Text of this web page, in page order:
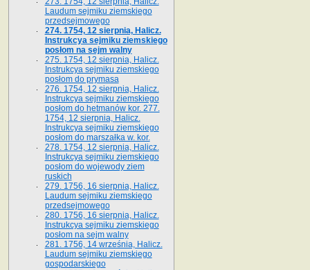
Laudum sejmiku ziemskiego
przedsejmowego
274. 1754, 12 sierpnia, Halicz.
Instrukcya sejmiku ziemskiego
posłom na sejm walny
275. 1754, 12 sierpnia, Halicz.
Instrukcya sejmiku ziemskiego
posłom do prymasa
276. 1754, 12 sierpnia, Halicz.
Instrukcya sejmiku ziemskiego
posłom do hetmanów kor. 277.
1754, 12 sierpnia, Halicz.
Instrukcya sejmiku ziemskiego
posłom do marszałka w. kor.
278. 1754, 12 sierpnia, Halicz.
Instrukcya sejmiku ziemskiego
posłom do wojewody ziem
ruskich
279. 1756, 16 sierpnia, Halicz.
Laudum sejmiku ziemskiego
przedsejmowego
280. 1756, 16 sierpnia, Halicz.
Instrukcya sejmiku ziemskiego
posłom na sejm walny
281. 1756, 14 września, Halicz.
Laudum sejmiku ziemskiego
gospodarskiego